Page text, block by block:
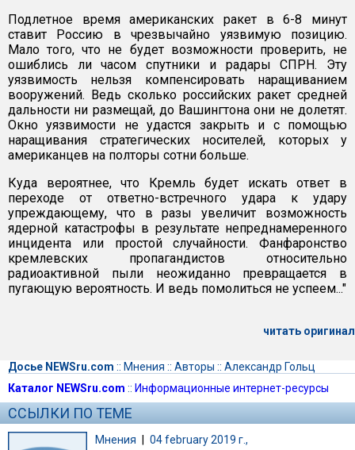
Подлетное время американских ракет в 6-8 минут
ставит Россию в чрезвычайно уязвимую позицию.
Мало того, что не будет возможности проверить, не
ошиблись ли часом спутники и радары СПРН. Эту
уязвимость нельзя компенсировать наращиванием
вооружений. Ведь сколько российских ракет средней
дальности ни размещай, до Вашингтона они не долетят.
Окно уязвимости не удастся закрыть и с помощью
наращивания стратегических носителей, которых у
американцев на полторы сотни больше.
Куда вероятнее, что Кремль будет искать ответ в
переходе от ответно-встречного удара к удару
упреждающему, что в разы увеличит возможность
ядерной катастрофы в результате непреднамеренного
инцидента или простой случайности. Фанфаронство
кремлевских пропагандистов относительно
радиоактивной пыли неожиданно превращается в
пугающую вероятность. И ведь помолиться не успеем..."
читать оригинал
Досье NEWSru.com :: Мнения :: Авторы :: Александр Гольц
Каталог NEWSru.com :: Информационные интернет-ресурсы
ССЫЛКИ ПО ТЕМЕ
Мнения | 04 february 2019 г.,